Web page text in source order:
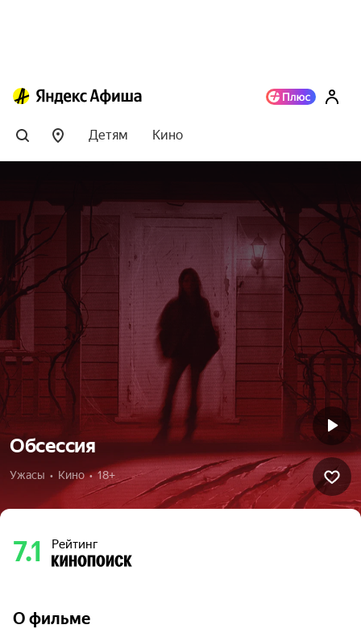
Детям Кино
Обсессия
Ужасы  •  Кино  •  18+
7.1 Рейтинг
О фильме